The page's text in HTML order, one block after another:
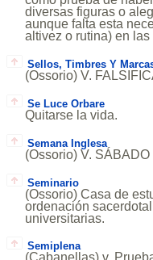
diversas figuras o
aunque falta esta
altivez o rutina) en
Sellos, Timbres Y
(Ossorio) V.
Se Luce Orbare
Quitarse la vida.
Semana Inglesa
(Ossorio) V. SÁBADO
Seminario
(Ossorio) Casa de
ordenación
universitarias.
Semiplena